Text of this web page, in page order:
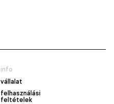
info
vállalat
felhasználási
feltételek